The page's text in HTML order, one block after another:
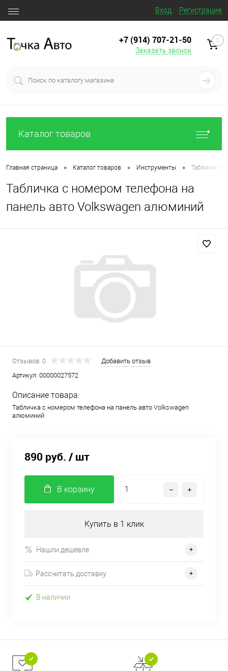
Вход Регистрация
+7 (914) 707‒21‒50
Заказать звонок
0
Каталог товаров
Главная страница • Каталог товаров • Инструменты • Табличка с
Табличка с номером телефона на
панель авто Volkswagen алюминий
Отзывов: 0
Добавить отзыв
Артикул: 00000027572
Описание товара:
Табличка с номером телефона на панель авто Volkswagen
алюминий
890 руб. / шт
В корзину
Купить в 1 клик
Нашли дешевле
Рассчитать доставку
В наличии